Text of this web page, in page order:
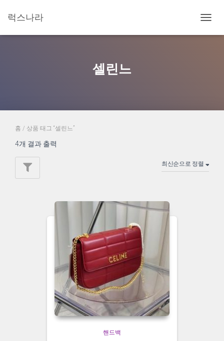
럭스나라
비
셀린느
홈 / 상품 태그 “셀린느”
4개 결과 출력
핸드백